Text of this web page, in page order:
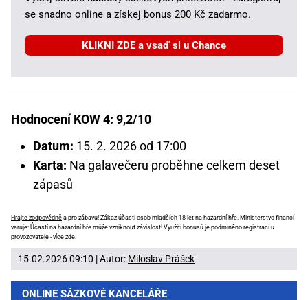
se snadno online a získej bonus 200 Kč zadarmo.
KLIKNI ZDE a vsaď si u Chance
Hodnocení KOW 4: 9,2/10
Datum: 15. 2. 2026 od 17:00
Karta: Na galavečeru proběhne celkem deset
zápasů
Hrajte zodpovědně a pro zábavu! Zákaz účasti osob mladších 18 let na hazardní hře. Ministerstvo financí
varuje: Účastí na hazardní hře může vzniknout závislost! Využití bonusů je podmíněno registrací u
provozovatele -více zde
15.02.2026 09:10 | Autor: Miloslav Prášek
ONLINE SÁZKOVÉ KANCELÁŘE